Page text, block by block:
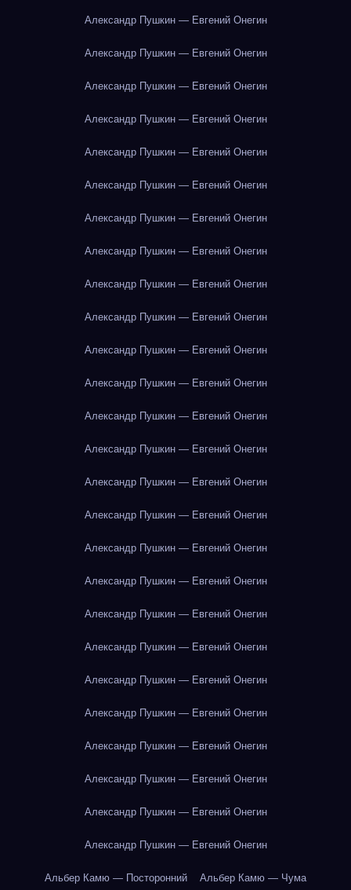
Александр Пушкин — Евгений Онегин
Александр Пушкин — Евгений Онегин
Александр Пушкин — Евгений Онегин
Александр Пушкин — Евгений Онегин
Александр Пушкин — Евгений Онегин
Александр Пушкин — Евгений Онегин
Александр Пушкин — Евгений Онегин
Александр Пушкин — Евгений Онегин
Александр Пушкин — Евгений Онегин
Александр Пушкин — Евгений Онегин
Александр Пушкин — Евгений Онегин
Александр Пушкин — Евгений Онегин
Александр Пушкин — Евгений Онегин
Александр Пушкин — Евгений Онегин
Александр Пушкин — Евгений Онегин
Александр Пушкин — Евгений Онегин
Александр Пушкин — Евгений Онегин
Александр Пушкин — Евгений Онегин
Александр Пушкин — Евгений Онегин
Александр Пушкин — Евгений Онегин
Александр Пушкин — Евгений Онегин
Александр Пушкин — Евгений Онегин
Александр Пушкин — Евгений Онегин
Александр Пушкин — Евгений Онегин
Александр Пушкин — Евгений Онегин
Александр Пушкин — Евгений Онегин
Альбер Камю — Посторонний Альбер Камю — Чума